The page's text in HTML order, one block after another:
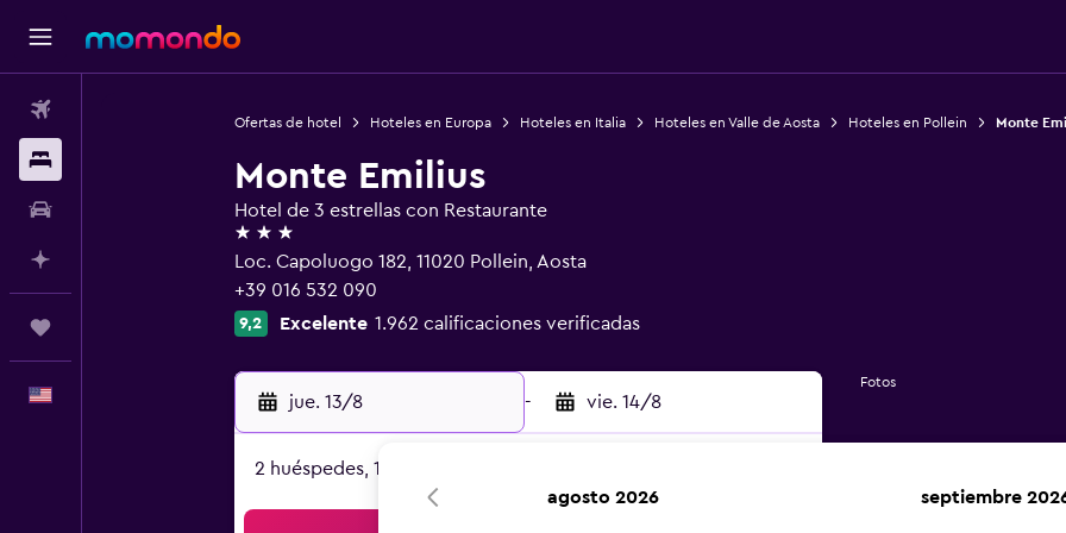
Ofertas de hotel Hoteles en Europa Hoteles en Italia Hoteles en Valle de Aosta Hoteles en Pollein Monte
Monte Emilius
Hotel de 3 estrellas con Restaurante
3 estrellas
Loc. Capoluogo 182, 11020 Pollein, Aosta
+39 016 532 090
9,2 Excelente 1.962 calificaciones verificadas
jue. 13/8 - vie. 14/8
2 huéspedes, 1 habitación
Fotos
agosto 2026 septiembre